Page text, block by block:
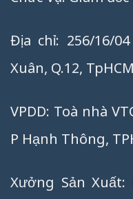
Địa chỉ: 256/16/
Xuân, Q.12, TpHCM
VPDD: Toà nhà
P Hạnh Thông,
Xưởng Sản Xuất: